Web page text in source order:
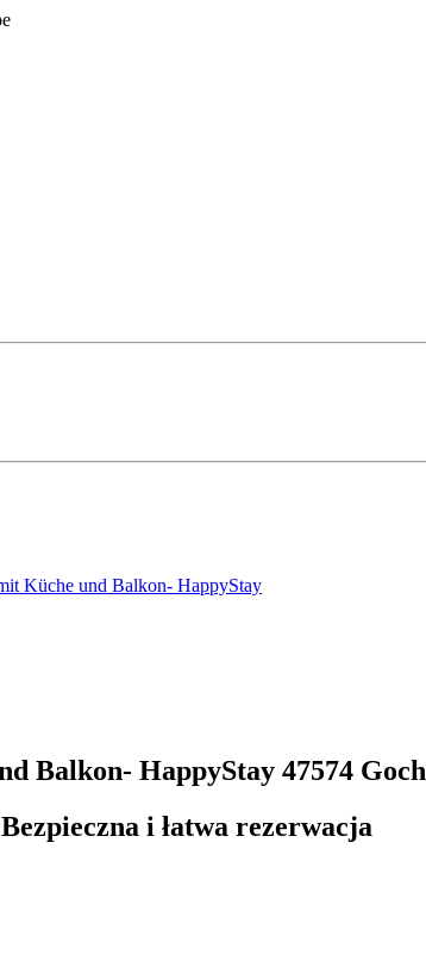
Küche und Balkon- HappyStay
Balkon- HappyStay 47574 Goch
i łatwa rezerwacja